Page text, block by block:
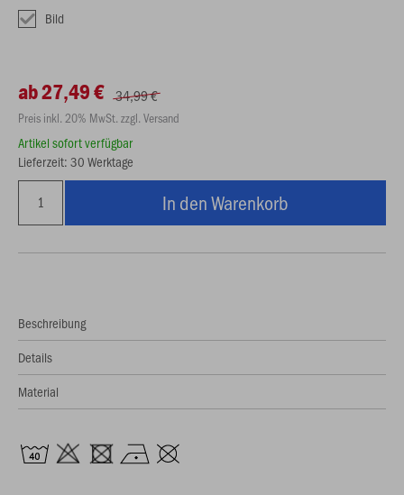
Bild
ab 27,49 € 34,99 €
Preis inkl. 20% MwSt. zzgl. Versand
Artikel sofort verfügbar
Lieferzeit: 30 Werktage
In den Warenkorb
Beschreibung
Details
Material